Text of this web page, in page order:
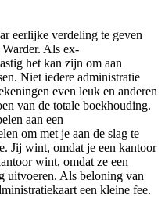
eerlijke verdeling te geven
Als ex-
het kan zijn om aan
Niet iedere administratie
even leuk en anderen
van de totale boekhouding.
aan een
om met je aan de slag te
Jij wint, omdat je een kantoor
wint, omdat ze een
uitvoeren. Als beloning van
een kleine fee.